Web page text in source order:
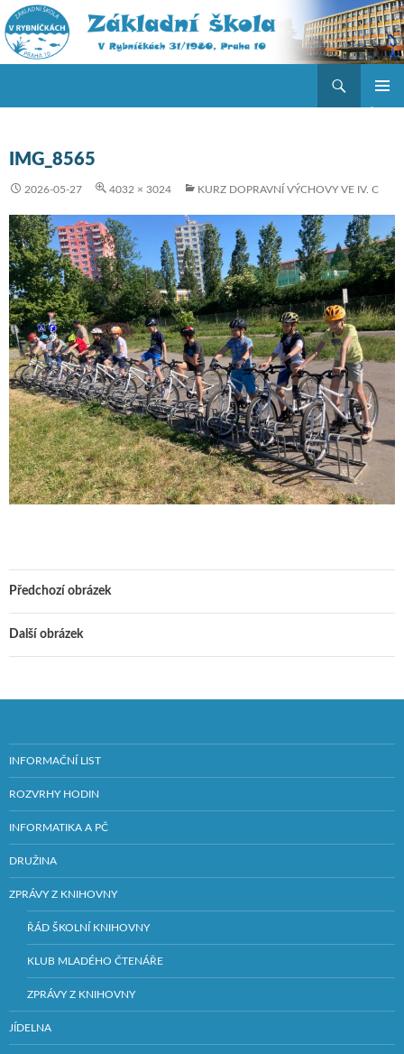
IMG_8565
2026-05-27 4032 × 3024 KURZ DOPRAVNÍ VÝCHOVY VE IV. C
Předchozí obrázek
Další obrázek
INFORMAČNÍ LIST
ROZVRHY HODIN
INFORMATIKA A PČ
DRUŽINA
ZPRÁVY Z KNIHOVNY
ŘÁD ŠKOLNÍ KNIHOVNY
KLUB MLADÉHO ČTENÁŘE
ZPRÁVY Z KNIHOVNY
JÍDELNA